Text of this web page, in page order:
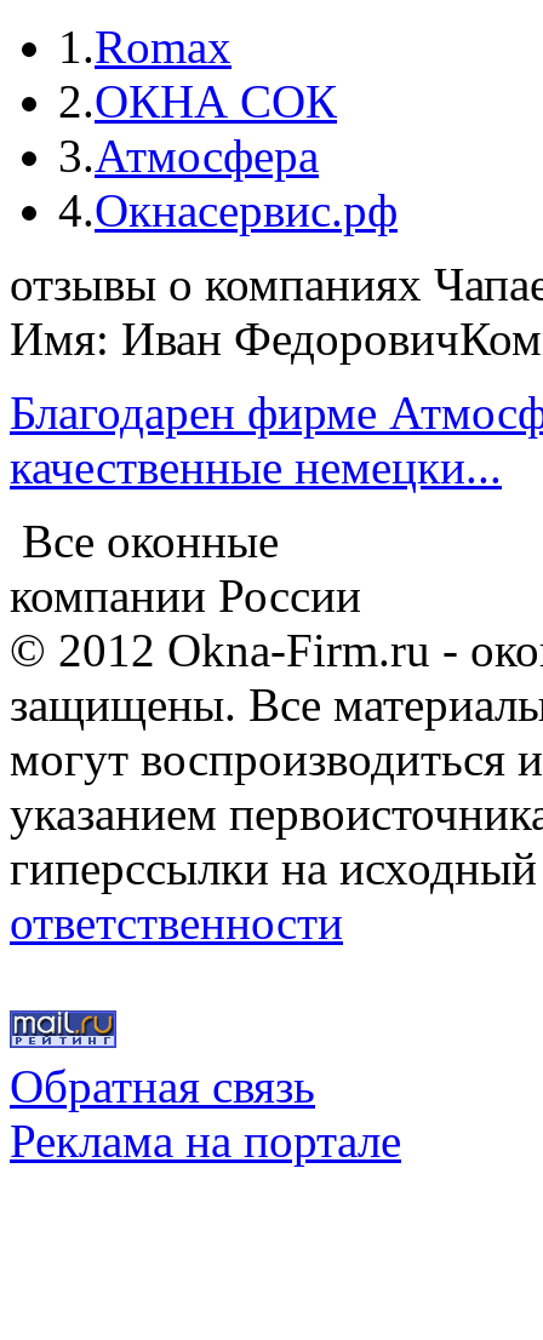
1.Romax
2.ОКНА СОК
3.Атмосфера
4.Окнасервис.рф
отзывы о компаниях
Имя: Иван Федорович
Благодарен фирме
качественные немецки...
Все оконные
компании России
© 2012 Okna-Firm.ru -
защищены. Все
могут воспроизводиться
указанием
гиперссылки на
ответственности
Обратная связь
Реклама на портале